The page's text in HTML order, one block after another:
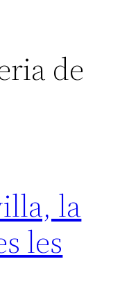
de
la
les